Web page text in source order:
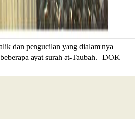
dan pengucilan yang dialaminya
ayat surah at-Taubah. | DOK